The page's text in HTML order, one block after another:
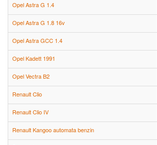
Opel Astra G 1.4
Opel Astra G 1.8 16v
Opel Astra GCC 1.4
Opel Kadett 1991
Opel Vectra B2
Renault Clio
Renault Clio IV
Renault Kangoo automata benzin